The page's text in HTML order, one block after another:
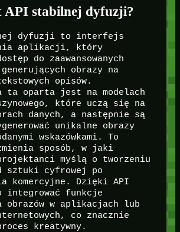
API stabilnej dyfuzji?
dyfuzji to interfejs
aplikacji, który
do zaawansowanych
obrazy na
opisów.
ta oparta jest na modelach
które uczą się na
danych, a następnie są
unikalne obrazy
wskazówkami. To
sposób, w jaki
myślą o tworzeniu
sztuki cyfrowej po
komercyjne. Dzięki API
integrować funkcje
obrazów w aplikacjach lub
co znacznie
kreatywny.